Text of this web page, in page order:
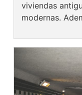
viviendas
modernas.